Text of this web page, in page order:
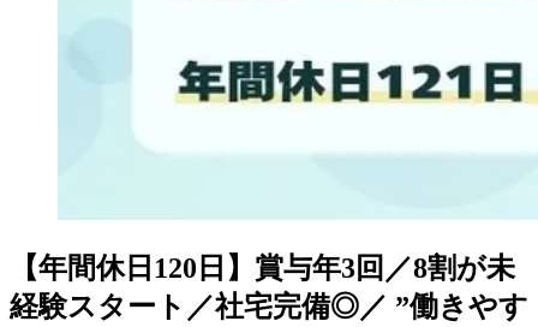
【年間休日120日】賞与年3回／8割が未
経験スタート／社宅完備◎／ ”働きやす